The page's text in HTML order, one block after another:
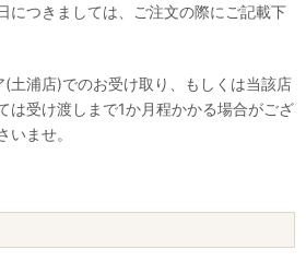
につきましては、ご注文の際にご記載下
土浦店)でのお受け取り、もしくは当該店
は受け渡しまで1か月程かかる場合がござ
いませ。